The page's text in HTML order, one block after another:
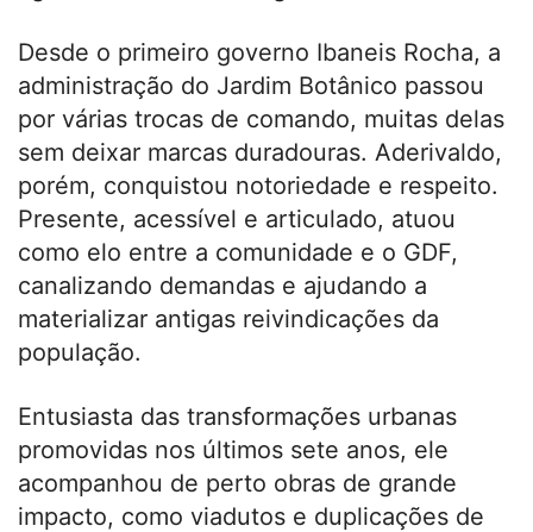
Desde o primeiro governo Ibaneis Rocha, a
administração do Jardim Botânico passou
por várias trocas de comando, muitas delas
sem deixar marcas duradouras. Aderivaldo,
porém, conquistou notoriedade e respeito.
Presente, acessível e articulado, atuou
como elo entre a comunidade e o GDF,
canalizando demandas e ajudando a
materializar antigas reivindicações da
população.
Entusiasta das transformações urbanas
promovidas nos últimos sete anos, ele
acompanhou de perto obras de grande
impacto, como viadutos e duplicações de